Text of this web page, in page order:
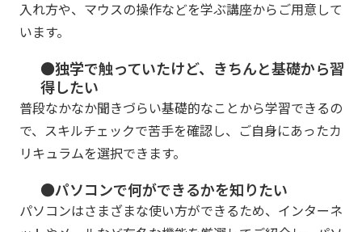
入れ方や、マウスの操作などを学ぶ講座からご用意して
います。
●独学で触っていたけど、きちんと基礎から習
得したい
普段なかなか聞きづらい基礎的なことから学習できるの
で、スキルチェックで苦手を確認し、ご自身にあったカ
リキュラムを選択できます。
●パソコンで何ができるかを知りたい
パソコンはさまざまな使い方ができるため、インターネ